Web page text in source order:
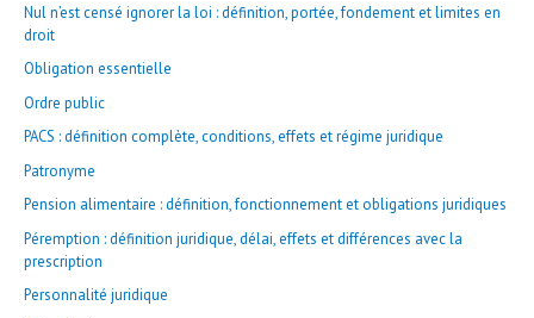
Nul n’est censé ignorer la loi : définition, portée, fondement et limites en
droit
Obligation essentielle
Ordre public
PACS : définition complète, conditions, effets et régime juridique
Patronyme
Pension alimentaire : définition, fonctionnement et obligations juridiques
Péremption : définition juridique, délai, effets et différences avec la
prescription
Personnalité juridique